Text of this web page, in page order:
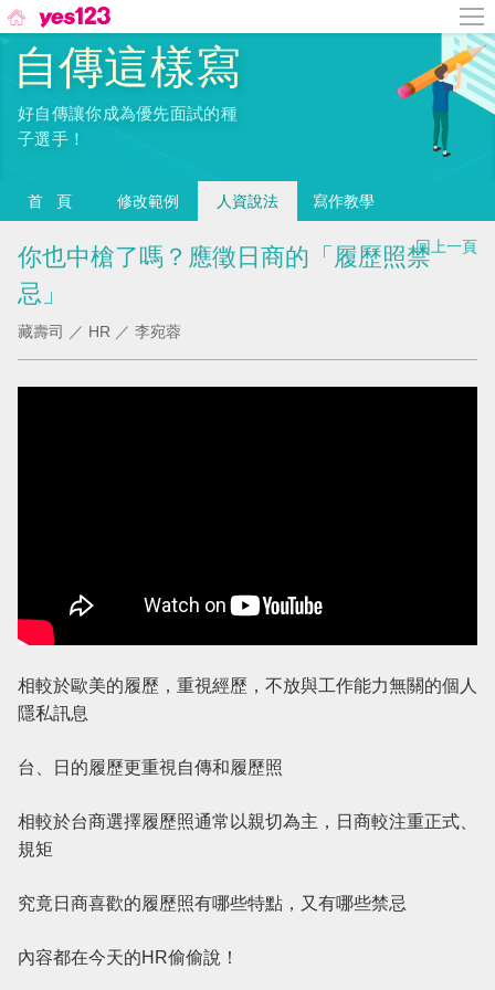
自傳這樣寫
好自傳讓你成為優先面試的種
子選手！
首頁 修改範例 人資說法 寫作教學
你也中槍了嗎？應徵日商的「履歷照禁
忌」
藏壽司 ／ HR ／ 李宛蓉
回上一頁
相較於歐美的履歷，重視經歷，不放與工作能力無關的個人
隱私訊息
台、日的履歷更重視自傳和履歷照
相較於台商選擇履歷照通常以親切為主，日商較注重正式、
規矩
究竟日商喜歡的履歷照有哪些特點，又有哪些禁忌
內容都在今天的HR偷偷說！